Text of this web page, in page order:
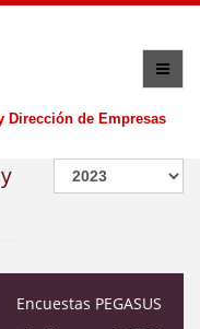
Dirección de Empresas
Encuestas PEGASUS